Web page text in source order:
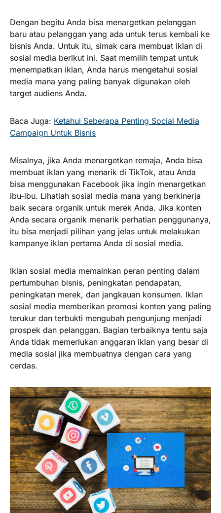
Dengan begitu Anda bisa menargetkan pelanggan
baru atau pelanggan yang ada untuk terus kembali ke
bisnis Anda. Untuk itu, simak cara membuat iklan di
sosial media berikut ini. Saat memilih tempat untuk
menempatkan iklan, Anda harus mengetahui sosial
media mana yang paling banyak digunakan oleh
target audiens Anda.
Baca Juga: Ketahui Seberapa Penting Social Media
Campaign Untuk Bisnis
Misalnya, jika Anda menargetkan remaja, Anda bisa
membuat iklan yang menarik di TikTok, atau Anda
bisa menggunakan Facebook jika ingin menargetkan
ibu-ibu. Lihatlah sosial media mana yang berkinerja
baik secara organik untuk merek Anda. Jika konten
Anda secara organik menarik perhatian penggunanya,
itu bisa menjadi pilihan yang jelas untuk melakukan
kampanye iklan pertama Anda di sosial media.
Iklan sosial media memainkan peran penting dalam
pertumbuhan bisnis, peningkatan pendapatan,
peningkatan merek, dan jangkauan konsumen. Iklan
sosial media memberikan promosi konten yang paling
terukur dan terbukti mengubah pengunjung menjadi
prospek dan pelanggan. Bagian terbaiknya tentu saja
Anda tidak memerlukan anggaran iklan yang besar di
media sosial jika membuatnya dengan cara yang
cerdas.